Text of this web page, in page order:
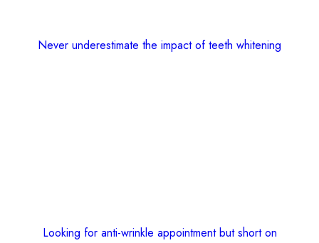
Never underestimate the impact of teeth whitening
Looking for anti-wrinkle appointment but short on